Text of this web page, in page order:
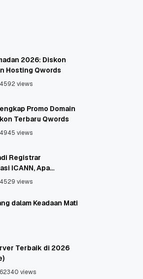
2026: Diskon
Hosting Qwords
4592 views
Promo Domain
Terbaru Qwords
4945 views
Registrar
ICANN, Apa
4529 views
dalam Keadaan Mati
Terbaik di 2026
62340 views